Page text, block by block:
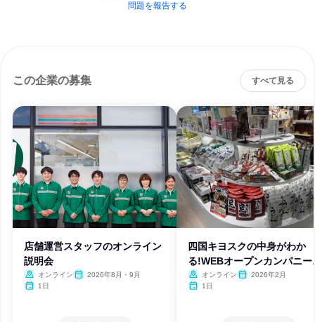
問題を報告する
この企業の募集 すべて見る
店舗運営スタッフのオンライン
説明会
オンライン
2026年8月・9月
1日
四国キヨスクの中身がわか
る!WEBオープンカンパニー
催! オンライン
2026年2月
1日